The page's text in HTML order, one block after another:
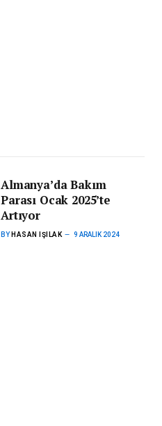
Almanya’da Bakım
Parası Ocak 2025’te
Artıyor
BY HASAN IŞILAK 9 ARALIK 2024